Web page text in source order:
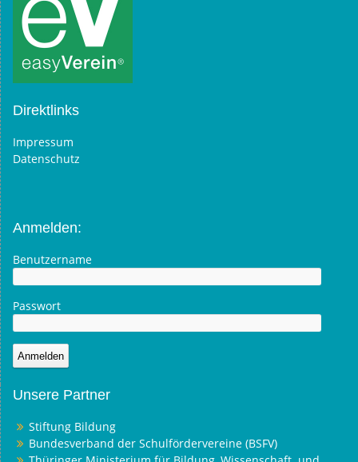
Direktlinks
Impressum
Datenschutz
Anmelden:
Benutzername
Passwort
Unsere Partner
Stiftung Bildung
Bundesverband der Schulfördervereine (BSFV)